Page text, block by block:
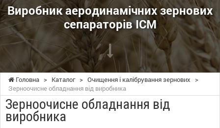
Виробник аеродинамічних зернових
сепараторів ІСМ
Головна > Каталог > Очищення і калібрування зернових
>
Зерноочисне обладнання від виробника
Зерноочисне обладнання від
виробника